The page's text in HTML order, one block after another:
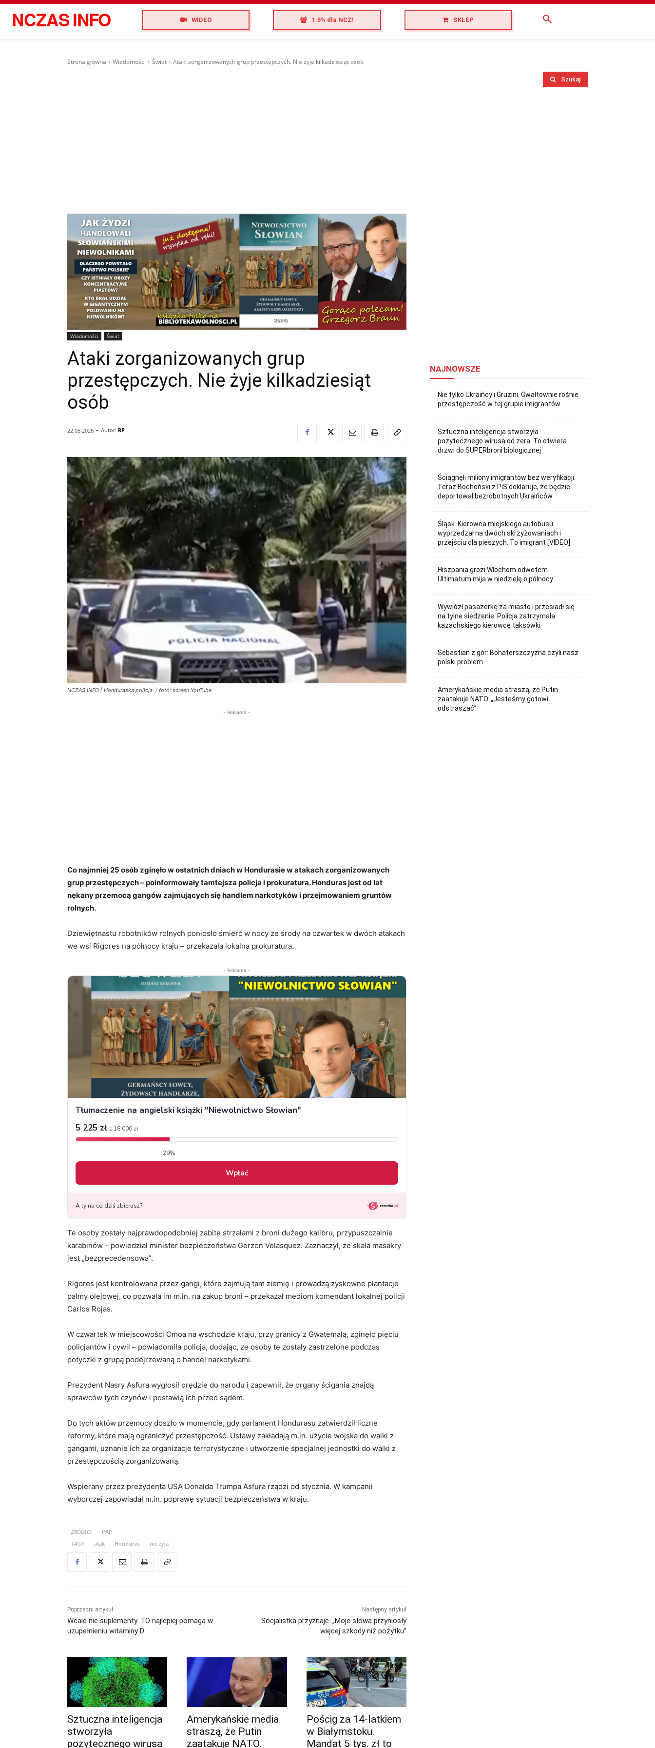
NCZASINFO WIDEO 1.5% dla NCZ! SKLEP
Strona główna Wiadomości Świat Ataki zorganizowanych grup przestępczych. Nie żyje kilkadziesiąt osób
Wiadomości Świat
Ataki zorganizowanych grup
przestępczych. Nie żyje kilkadziesiąt
osób
22.05.2026 - Autor: RP
NCZAS.INFO | Honduraska policja. / foto: screen YouTube
- Reklama -
Co najmniej 25 osób zginęło w ostatnich dniach w Hondurasie w atakach zorganizowanych
grup przestępczych – poinformowały tamtejsza policja i prokuratura. Honduras jest od lat
nękany przemocą gangów zajmujących się handlem narkotyków i przejmowaniem gruntów
rolnych.
Dziewiętnastu robotników rolnych poniosło śmierć w nocy ze środy na czwartek w dwóch atakach
we wsi Rigores na północy kraju – przekazała lokalna prokuratura.
- Reklama -
Te osoby zostały najprawdopodobniej zabite strzałami z broni dużego kalibru, przypuszczalnie
karabinów – powiedział minister bezpieczeństwa Gerzon Velasquez. Zaznaczył, że skala masakry
jest „bezprecedensowa”.
Rigores jest kontrolowana przez gangi, które zajmują tam ziemię i prowadzą zyskowne plantacje
palmy olejowej, co pozwala im m.in. na zakup broni – przekazał mediom komendant lokalnej policji
Carlos Rojas.
W czwartek w miejscowości Omoa na wschodzie kraju, przy granicy z Gwatemalą, zginęło pięciu
policjantów i cywil – powiadomiła policja, dodając, ze osoby te zostały zastrzelone podczas
potyczki z grupą podejrzewaną o handel narkotykami.
Prezydent Nasry Asfura wygłosił orędzie do narodu i zapewnił, że organy ścigania znajdą
sprawców tych czynów i postawią ich przed sądem.
Do tych aktów przemocy doszło w momencie, gdy parlament Hondurasu zatwierdził liczne
reformy, które mają ograniczyć przestępczość. Ustawy zakładają m.in. użycie wojska do walki z
gangami, uznanie ich za organizacje terrorystyczne i utworzenie specjalnej jednostki do walki z
przestępczością zorganizowaną.
Wspierany przez prezydenta USA Donalda Trumpa Asfura rządzi od stycznia. W kampanii
wyborczej zapowiadał m.in. poprawę sytuacji bezpieczeństwa w kraju.
ŹRÓDŁO:
PAP
TAGI:
atak Honduras nie żyją
Poprzedni artykuł
Wcale nie suplementy. TO najlepiej pomaga w
uzupełnieniu witaminy D
Następny artykuł
Socjalistka przyznaje. „Moje słowa przyniosły
więcej szkody niż pożytku”
Sztuczna inteligencja
stworzyła
pożytecznego wirusa
Amerykańskie media
straszą, że Putin
zaatakuje NATO.
Pościg za 14-latkiem
w Białymstoku.
Mandat 5 tys. zł to
Szukaj
NAJNOWSZE
Nie tylko Ukraińcy i Gruzini. Gwałtownie rośnie
przestępczość w tej grupie imigrantów
Sztuczna inteligencja stworzyła
pożytecznego wirusa od zera. To otwiera
drzwi do SUPERbroni biologicznej
Ściągnęli miliony imigrantów bez weryfikacji.
Teraz Bocheński z PiS deklaruje, że będzie
deportował bezrobotnych Ukraińców
Śląsk. Kierowca miejskiego autobusu
wyprzedzał na dwóch skrzyżowaniach i
przejściu dla pieszych. To imigrant [VIDEO]
Hiszpania grozi Włochom odwetem.
Ultimatum mija w niedzielę o północy
Wywiózł pasażerkę za miasto i przesiadł się
na tylne siedzenie. Policja zatrzymała
kazachskiego kierowcę taksówki
Sebastian z gór: Bohaterszczyzna czyli nasz
polski problem
Amerykańskie media straszą, że Putin
zaatakuje NATO. „Jesteśmy gotowi
odstraszać”